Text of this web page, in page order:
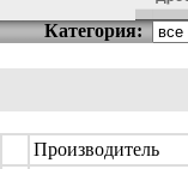
Категория:
Производитель